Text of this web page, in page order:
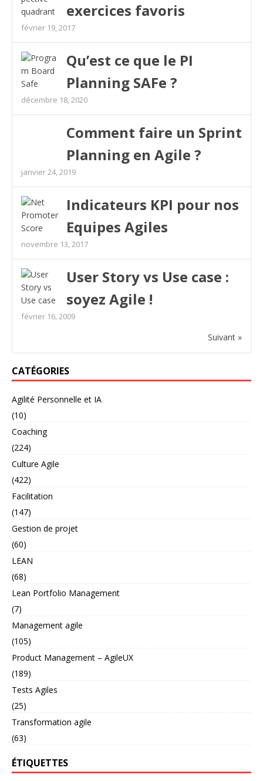
exercices favoris
février 19, 2017
Qu’est ce que le PI
Planning SAFe ?
décembre 18, 2020
Comment faire un Sprint
Planning en Agile ?
janvier 24, 2019
Indicateurs KPI pour nos
Equipes Agiles
novembre 13, 2017
User Story vs Use case :
soyez Agile !
février 16, 2009
Suivant »
CATÉGORIES
Agilité Personnelle et IA
(10)
Coaching
(224)
Culture Agile
(422)
Facilitation
(147)
Gestion de projet
(60)
LEAN
(68)
Lean Portfolio Management
(7)
Management agile
(105)
Product Management – AgileUX
(189)
Tests Agiles
(25)
Transformation agile
(63)
ÉTIQUETTES